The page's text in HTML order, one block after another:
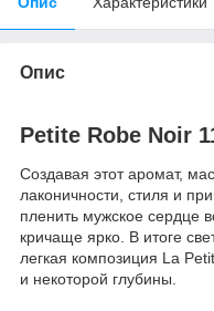
Опис
Petite Robe Noir
Создавая этот аромат,
лаконичности, стиля и
пленить мужское сердце
кричаще ярко. В итоге
легкая композиция La
и некоторой глубины.